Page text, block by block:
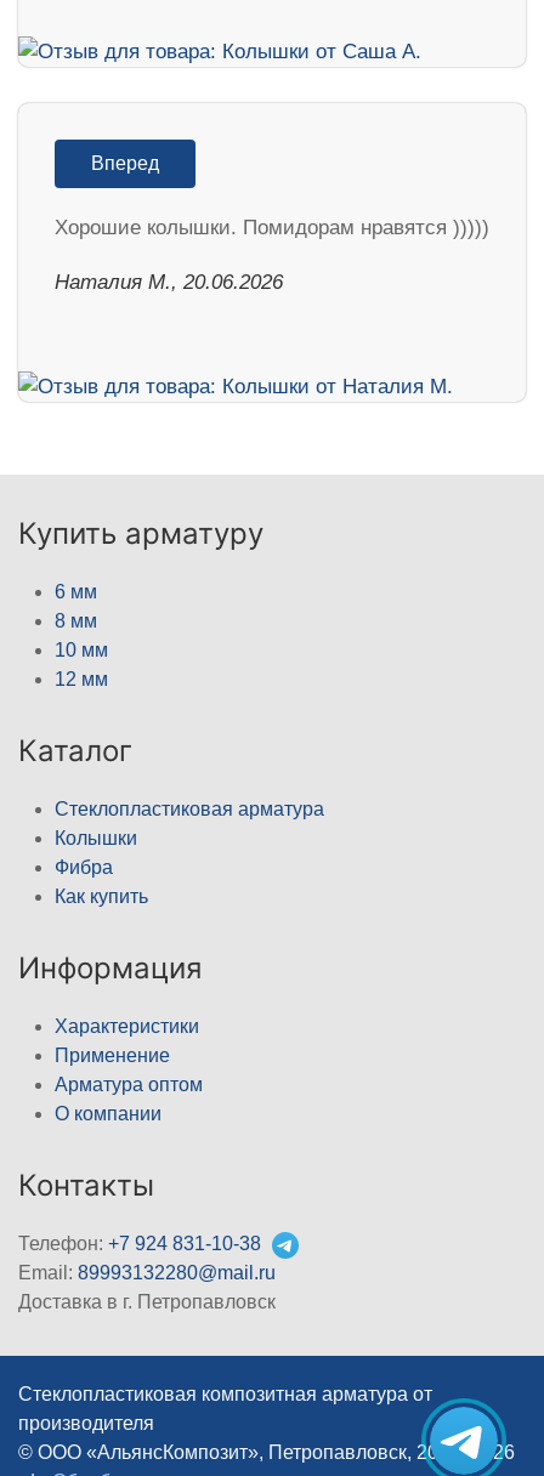
Вперед
Хорошие колышки. Помидорам нравятся )))))
Наталия М., 20.06.2026
Купить арматуру
6 мм
8 мм
10 мм
12 мм
Каталог
Стеклопластиковая арматура
Колышки
Фибра
Как купить
Информация
Характеристики
Применение
Арматура оптом
О компании
Контакты
Телефон: +7 924 831-10-38
Email: 89993132280@mail.ru
Доставка в г. Петропавловск
Стеклопластиковая композитная арматура от
производителя
© ООО «АльянсКомпозит», Петропавловск, 2012–2026